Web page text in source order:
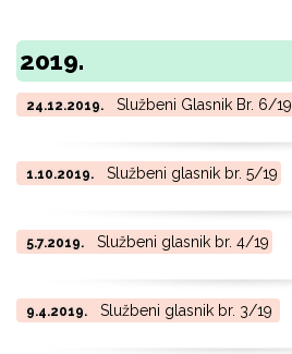
2019.
24.12.2019. Službeni Glasnik Br. 6/19
1.10.2019. Službeni glasnik br. 5/19
5.7.2019. Službeni glasnik br. 4/19
9.4.2019. Službeni glasnik br. 3/19